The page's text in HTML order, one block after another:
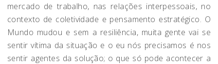
mercado de trabalho, nas relações interpessoais, no
contexto de coletividade e pensamento estratégico. O
Mundo mudou e sem a resiliência, muita gente vai se
sentir vítima da situação e o eu nós precisamos é nos
sentir agentes da solução; o que só pode acontecer a